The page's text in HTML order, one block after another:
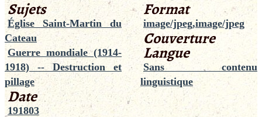
Sujets
Église Saint-Martin du
Cateau
Guerre mondiale (1914-
1918) -- Destruction et
pillage
Date
191803
Format
image/jpeg,image/jpeg
Couverture
Langue
Sans contenu
linguistique